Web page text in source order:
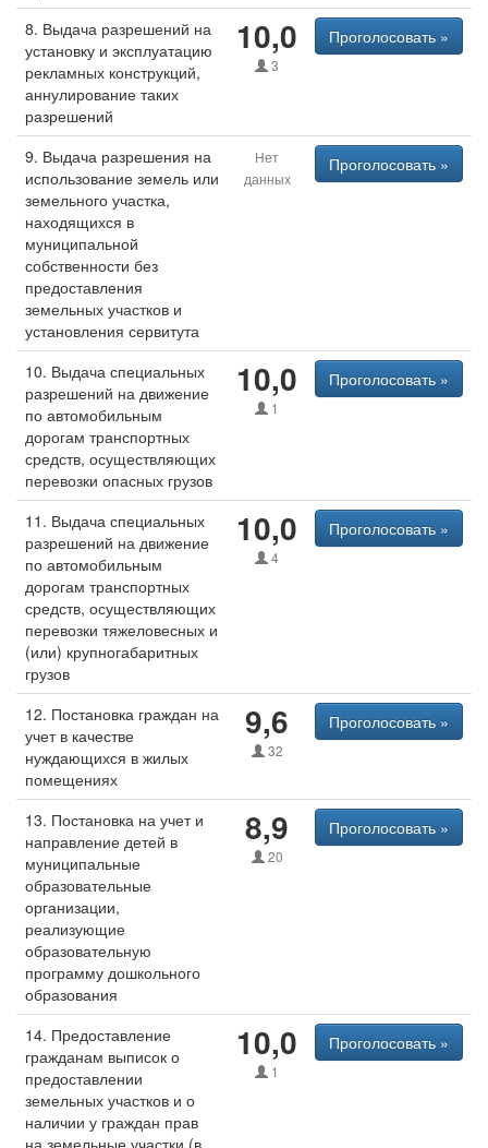
8. Выдача разрешений на
установку и эксплуатацию
рекламных конструкций,
аннулирование таких
разрешений
10,0
3
Проголосовать »
9. Выдача разрешения на
использование земель или
земельного участка,
находящихся в
муниципальной
собственности без
предоставления
земельных участков и
установления сервитута
Нет
данных
Проголосовать »
10. Выдача специальных
разрешений на движение
по автомобильным
дорогам транспортных
средств, осуществляющих
перевозки опасных грузов
10,0
1
Проголосовать »
11. Выдача специальных
разрешений на движение
по автомобильным
дорогам транспортных
средств, осуществляющих
перевозки тяжеловесных и
(или) крупногабаритных
грузов
10,0
4
Проголосовать »
12. Постановка граждан на
учет в качестве
нуждающихся в жилых
помещениях
9,6
32
Проголосовать »
13. Постановка на учет и
направление детей в
муниципальные
образовательные
организации,
реализующие
образовательную
программу дошкольного
образования
8,9
20
Проголосовать »
14. Предоставление
гражданам выписок о
предоставлении
земельных участков и о
наличии у граждан прав
на земельные участки (в
10,0
1
Проголосовать »